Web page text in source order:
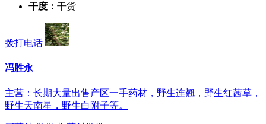
干度： 干货
拨打电话
冯胜永
主营：长期大量出售产区一手药材，野生连翘，野生红茜草，
野生天南星，野生白附子等。